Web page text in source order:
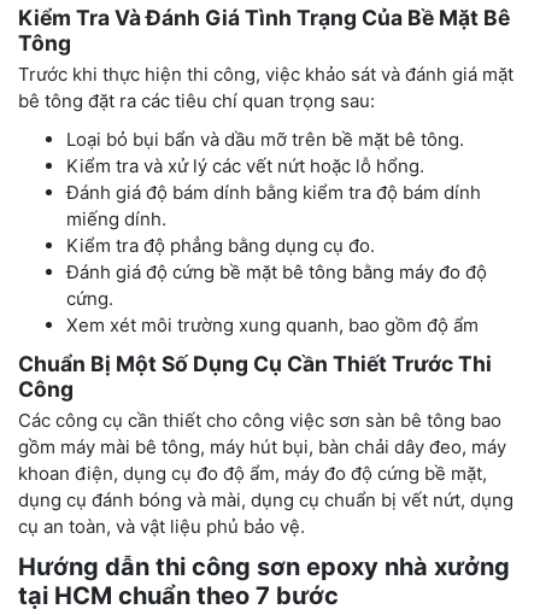
Kiểm Tra Và Đánh Giá Tình Trạng Của Bề Mặt Bê
Tông
Trước khi thực hiện thi công, việc khảo sát và đánh giá mặt
bê tông đặt ra các tiêu chí quan trọng sau:
Loại bỏ bụi bẩn và dầu mỡ trên bề mặt bê tông.
Kiểm tra và xử lý các vết nứt hoặc lỗ hổng.
Đánh giá độ bám dính bằng kiểm tra độ bám dính
miếng dính.
Kiểm tra độ phẳng bằng dụng cụ đo.
Đánh giá độ cứng bề mặt bê tông bằng máy đo độ
cứng.
Xem xét môi trường xung quanh, bao gồm độ ẩm
Chuẩn Bị Một Số Dụng Cụ Cần Thiết Trước Thi
Công
Các công cụ cần thiết cho công việc sơn sàn bê tông bao
gồm máy mài bê tông, máy hút bụi, bàn chải dây đeo, máy
khoan điện, dụng cụ đo độ ẩm, máy đo độ cứng bề mặt,
dụng cụ đánh bóng và mài, dụng cụ chuẩn bị vết nứt, dụng
cụ an toàn, và vật liệu phủ bảo vệ.
Hướng dẫn thi công sơn epoxy nhà xưởng
tại HCM chuẩn theo 7 bước